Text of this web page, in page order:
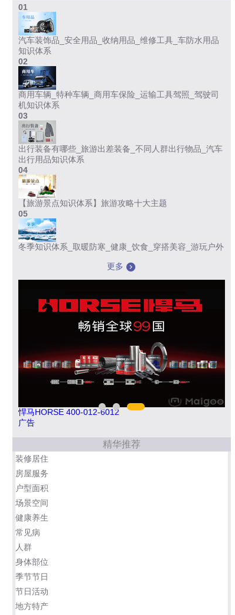
01
汽车装饰品_安全用品_收纳用品_维修工具_车防水用品
知识体系
02
商用车辆_特种车辆_商用车保险_运输工具驾照_驾驶司
机知识体系
03
出行装备有哪些_旅游出差装备_不同人群出行物品_汽车
出行用品知识体系
04
【旅游景点知识体系】旅游攻略十大主题
05
冬季知识体系_取暖防寒_健康_饮食_穿搭美容_游玩户外
更多
悍马HORSE 400-012-6012
广告
精华推荐
装修居住
房屋服务
户型面积
场景空间
健康养生
常见病
人群
身体部位
季节节日
节日活动
地方特产